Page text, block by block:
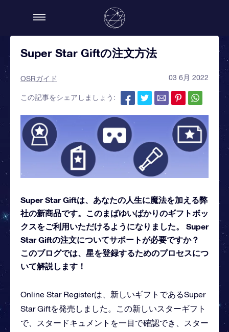
Super Star Giftの注文方法
OSRガイド 03 6月 2022
この記事をシェアしましょう:
Super Star Giftは、あなたの人生に魔法を加える弊
社の新商品です。このまばゆいばかりのギフトボッ
クスをご利用いただけるようになりました。 Super
Star Giftの注文についてサポートが必要ですか？
このブログでは、星を登録するためのプロセスにつ
いて解説します！
Online Star Registerは、新しいギフトであるSuper
Star Giftを発売しました。この新しいスターギフト
で、スタードキュメントを一目で確認でき、スター